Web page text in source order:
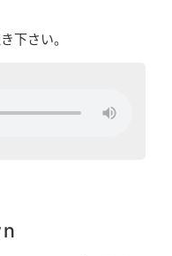
下さい。